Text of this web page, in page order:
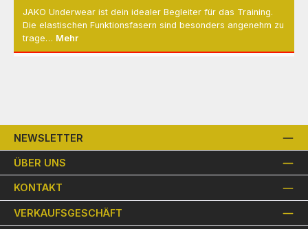
JAKO Underwear ist dein idealer Begleiter für das Training.
Die elastischen Funktionsfasern sind besonders angenehm zu
trage… Mehr
NEWSLETTER
ÜBER UNS
KONTAKT
VERKAUFSGESCHÄFT